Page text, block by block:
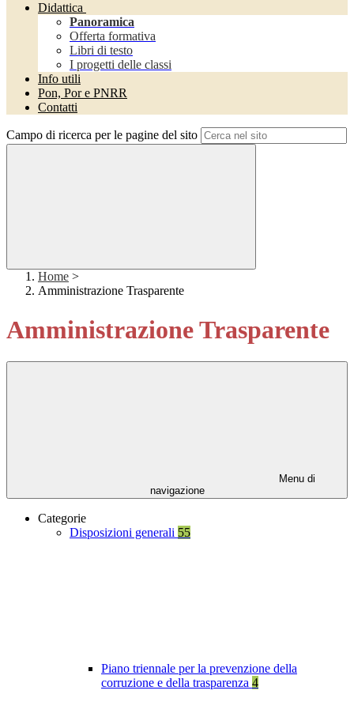
Didattica
Panoramica
Offerta formativa
Libri di testo
I progetti delle classi
Info utili
Pon, Por e PNRR
Contatti
Campo di ricerca per le pagine del sito
Home >
Amministrazione Trasparente
Amministrazione Trasparente
Menu di
navigazione
Categorie
Disposizioni generali 55
Piano triennale per la prevenzione della
corruzione e della trasparenza 4